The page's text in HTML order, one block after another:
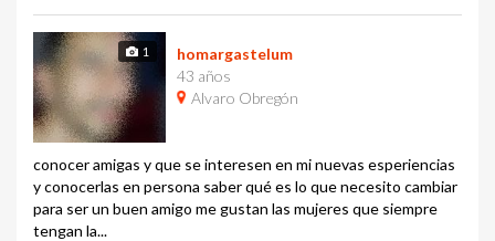
1
homargastelum
43 años
Alvaro Obregón
conocer amigas y que se interesen en mi nuevas esperiencias
y conocerlas en persona saber qué es lo que necesito cambiar
para ser un buen amigo me gustan las mujeres que siempre
tengan la...